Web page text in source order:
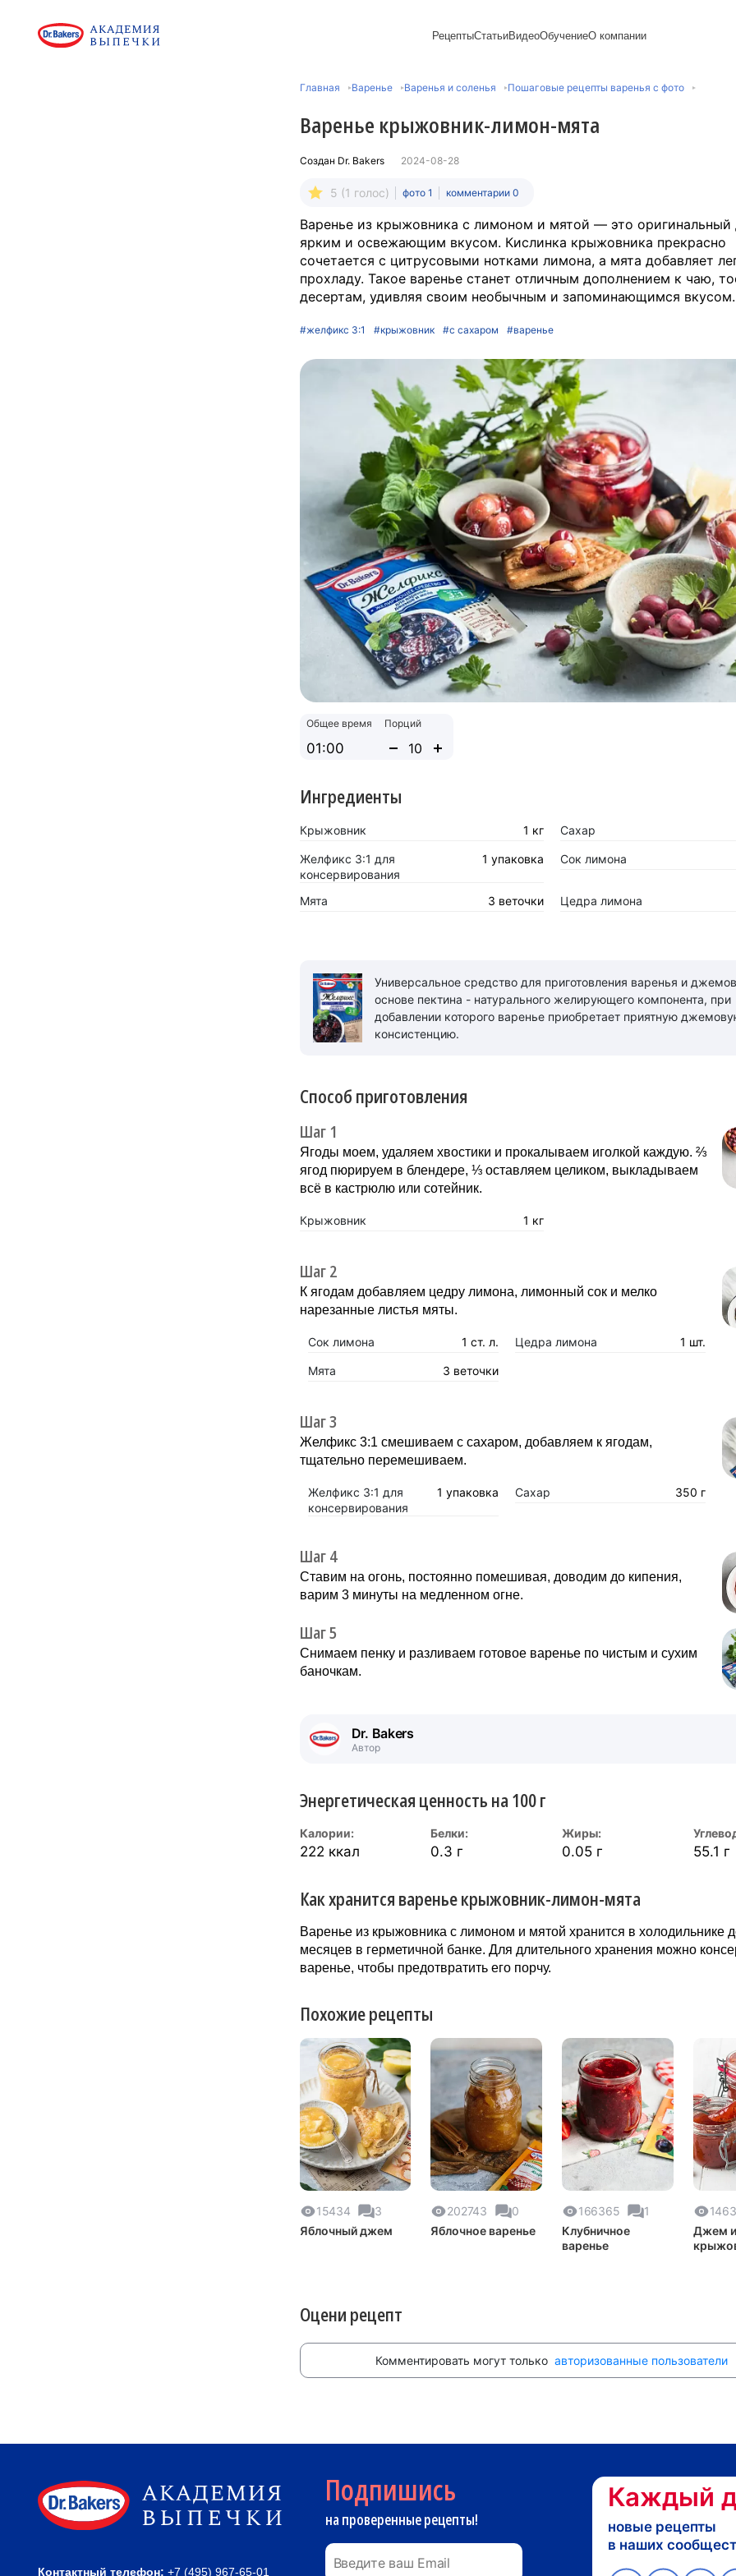
Рецепты
Рецепты блинов
Пасхальная выпечка
Рецепты пирогов
Торты рецепты
Пряники
Статьи
Лайфхаки
Выпечка и тесто
выпечка
Напитки и легкие
закуски
ВидеоОбучениеО компании
Ассортимент
Контакты
Главная Варенье Варенья и соленья Пошаговые рецепты варенья с фото
Варенье крыжовник-лимон-мята
Создан Dr. Bakers 2024-08-28
5 (1 голос) фото 1 комментарии 0
Варенье из крыжовника с лимоном и мятой — это оригинальный
ярким и освежающим вкусом. Кислинка крыжовника прекрасно
сочетается с цитрусовыми нотками лимона, а мята добавляет
прохладу. Такое варенье станет отличным дополнением к чаю,
десертам, удивляя своим необычным и запоминающимся вкусом.
#желфикс 3:1 #крыжовник #с сахаром #варенье
Общее время
01:00
Порций
Ингредиенты
Крыжовник 1 кг Сахар
Желфикс 3:1 для
консервирования
1 упаковка Сок лимона
Мята 3 веточки Цедра лимона
Универсальное средство для приготовления варенья и
основе пектина - натурального желирующего компонента, при
добавлении которого варенье приобретает приятную
консистенцию.
Способ приготовления
Шаг 1
Ягоды моем, удаляем хвостики и прокалываем иголкой каждую. ⅔
ягод пюрируем в блендере, ⅓ оставляем целиком, выкладываем
всё в кастрюлю или сотейник.
Крыжовник 1 кг
Шаг 2
К ягодам добавляем цедру лимона, лимонный сок и мелко
нарезанные листья мяты.
Сок лимона 1 ст. л. Цедра лимона 1 шт.
Мята 3 веточки
Шаг 3
Желфикс 3:1 смешиваем с сахаром, добавляем к ягодам,
тщательно перемешиваем.
Желфикс 3:1 для
консервирования
1 упаковка Сахар 350 г
Шаг 4
Ставим на огонь, постоянно помешивая, доводим до кипения,
варим 3 минуты на медленном огне.
Шаг 5
Снимаем пенку и разливаем готовое варенье по чистым и сухим
баночкам.
Dr. Bakers
Автор
Энергетическая ценность на 100 г
Калории:
222 ккал
Белки:
0.3 г
Жиры:
0.05 г 55.1 г
Как хранится варенье крыжовник-лимон-мята
Варенье из крыжовника с лимоном и мятой хранится в холодильнике
месяцев в герметичной банке. Для длительного хранения можно
варенье, чтобы предотвратить его порчу.
Похожие рецепты
15434
3
Яблочный джем
202743
0
Яблочное варенье
166365
1
Клубничное
варенье
Джем
Оцени рецепт
Комментировать могут толькоавторизованные пользователи
Контактный телефон: +7 (495) 967-65-01
Подпишись
на проверенные рецепты!
Каждый
новые рецепты
в наших